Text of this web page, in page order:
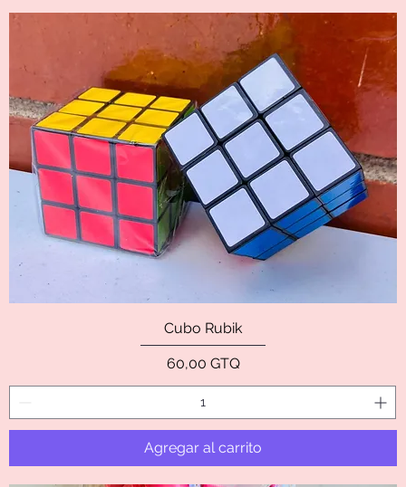
Cubo Rubik
Precio
60,00 GTQ
Agregar al carrito